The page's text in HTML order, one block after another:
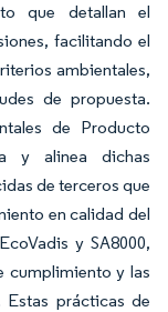
que detallan el
facilitando el
ambientales,
de propuesta.
de Producto
y alinea dichas
de terceros que
en calidad del
y SA8000,
cumplimiento y las
prácticas de